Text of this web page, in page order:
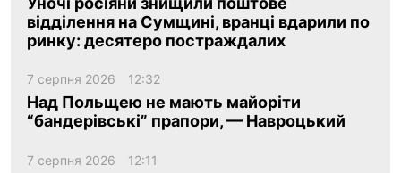
відділення на Сумщині, вранці вдарили по
ринку: десятеро постраждалих
7 серпня 2026 12:32
Над Польщею не мають майоріти
“бандерівські” прапори, — Навроцький
7 серпня 2026 12:11